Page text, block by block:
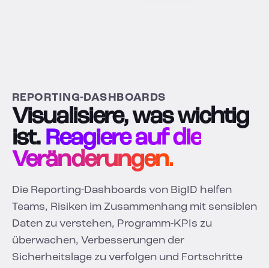
REPORTING-DASHBOARDS
Visualisiere, was wichtig
ist. Reagiere auf die
Veränderungen.
Die Reporting-Dashboards von BigID helfen
Teams, Risiken im Zusammenhang mit sensiblen
Daten zu verstehen, Programm-KPIs zu
überwachen, Verbesserungen der
Sicherheitslage zu verfolgen und Fortschritte